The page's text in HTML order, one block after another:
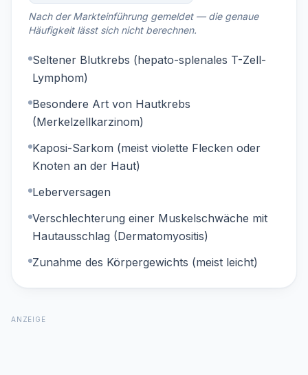
Nach der Markteinführung gemeldet — die genaue
Häufigkeit lässt sich nicht berechnen.
Seltener Blutkrebs (hepato-splenales T-Zell-
Lymphom)
Besondere Art von Hautkrebs
(Merkelzellkarzinom)
Kaposi-Sarkom (meist violette Flecken oder
Knoten an der Haut)
Leberversagen
Verschlechterung einer Muskelschwäche mit
Hautausschlag (Dermatomyositis)
Zunahme des Körpergewichts (meist leicht)
ANZEIGE